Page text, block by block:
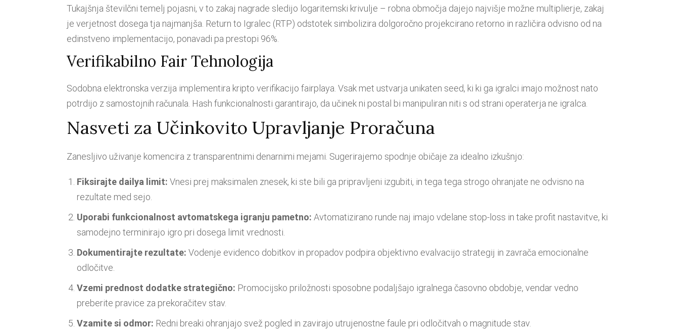
Tukajšnja številčni temelj pojasni, v to zakaj nagrade sledijo logaritemski krivulje – robna območja dajejo najvišje možne multiplierje, zakaj
je verjetnost dosega tja najmanjša. Return to Igralec (RTP) odstotek simbolizira dolgoročno projekcirano retorno in različira odvisno od na
edinstveno implementacijo, ponavadi pa prestopi 96%.
Verifikabilno Fair Tehnologija
Sodobna elektronska verzija implementira kripto verifikacijo fairplaya. Vsak met ustvarja unikaten seed, ki ki ga igralci imajo možnost nato
potrdijo z samostojnih računala. Hash funkcionalnosti garantirajo, da učinek ni postal bi manipuliran niti s od strani operaterja ne igralca.
Nasveti za Učinkovito Upravljanje Proračuna
Zanesljivo uživanje komencira z transparentnimi denarnimi mejami. Sugerirajemo spodnje običaje za idealno izkušnjo:
Fiksirajte dailya limit: Vnesi prej maksimalen znesek, ki ste bili ga pripravljeni izgubiti, in tega tega strogo ohranjate ne odvisno na
rezultate med sejo.
Uporabi funkcionalnost avtomatskega igranju pametno: Avtomatizirano runde naj imajo vdelane stop-loss in take profit nastavitve, ki
samodejno terminirajo igro pri dosega limit vrednosti.
Dokumentirajte rezultate: Vodenje evidenco dobitkov in propadov podpira objektivno evalvacijo strategij in zavrača emocionalne
odločitve.
Vzemi prednost dodatke strategično: Promocijsko priložnosti sposobne podaljšajo igralnega časovno obdobje, vendar vedno
preberite pravice za prekoračitev stav.
Vzamite si odmor: Redni breaki ohranjajo svež pogled in zavirajo utrujenostne faule pri odločitvah o magnitude stav.